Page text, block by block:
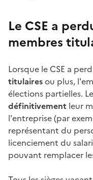
Le CSE a
membres
Lorsque le CSE a
titulairesou plus,
élections partielles.
définitivement leur
l'entreprise (par
représentant du
licenciement du
pouvant remplacer